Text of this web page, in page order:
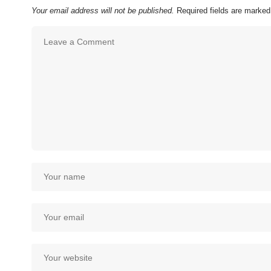
Your email address will not be published. Required fields are